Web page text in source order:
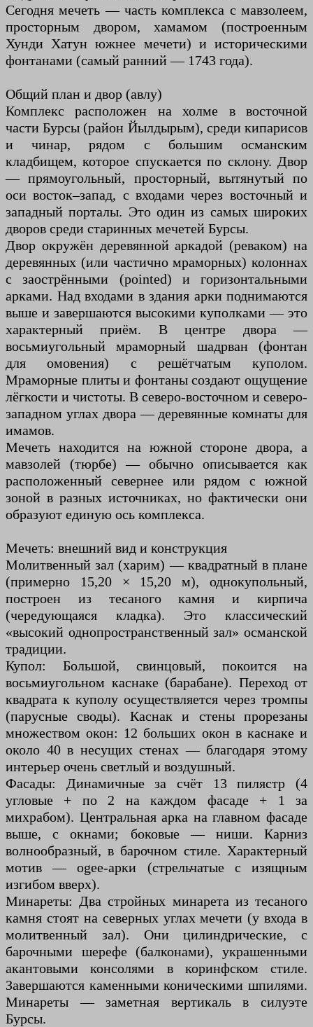
Сегодня мечеть — часть комплекса с мавзолеем,
просторным двором, хамамом (построенным
Хунди Хатун южнее мечети) и историческими
фонтанами (самый ранний — 1743 года).
Общий план и двор (авлу)
Комплекс расположен на холме в восточной
части Бурсы (район Йылдырым), среди кипарисов
и чинар, рядом с большим османским
кладбищем, которое спускается по склону. Двор
— прямоугольный, просторный, вытянутый по
оси восток–запад, с входами через восточный и
западный порталы. Это один из самых широких
дворов среди старинных мечетей Бурсы.
Двор окружён деревянной аркадой (реваком) на
деревянных (или частично мраморных) колоннах
с заострёнными (pointed) и горизонтальными
арками. Над входами в здания арки поднимаются
выше и завершаются высокими куполками — это
характерный приём. В центре двора —
восьмиугольный мраморный шадрван (фонтан
для омовения) с решётчатым куполом.
Мраморные плиты и фонтаны создают ощущение
лёгкости и чистоты. В северо-восточном и северо-
западном углах двора — деревянные комнаты для
имамов.
Мечеть находится на южной стороне двора, а
мавзолей (тюрбе) — обычно описывается как
расположенный севернее или рядом с южной
зоной в разных источниках, но фактически они
образуют единую ось комплекса.
Мечеть: внешний вид и конструкция
Молитвенный зал (харим) — квадратный в плане
(примерно 15,20 × 15,20 м), однокупольный,
построен из тесаного камня и кирпича
(чередующаяся кладка). Это классический
«высокий однопространственный зал» османской
традиции.
Купол: Большой, свинцовый, покоится на
восьмиугольном каснаке (барабане). Переход от
квадрата к куполу осуществляется через тромпы
(парусные своды). Каснак и стены прорезаны
множеством окон: 12 больших окон в каснаке и
около 40 в несущих стенах — благодаря этому
интерьер очень светлый и воздушный.
Фасады: Динамичные за счёт 13 пилястр (4
угловые + по 2 на каждом фасаде + 1 за
михрабом). Центральная арка на главном фасаде
выше, с окнами; боковые — ниши. Карниз
волнообразный, в барочном стиле. Характерный
мотив — ogee-арки (стрельчатые с изящным
изгибом вверх).
Минареты: Два стройных минарета из тесаного
камня стоят на северных углах мечети (у входа в
молитвенный зал). Они цилиндрические, с
барочными шерефе (балконами), украшенными
акантовыми консолями в коринфском стиле.
Завершаются каменными коническими шпилями.
Минареты — заметная вертикаль в силуэте
Бурсы.